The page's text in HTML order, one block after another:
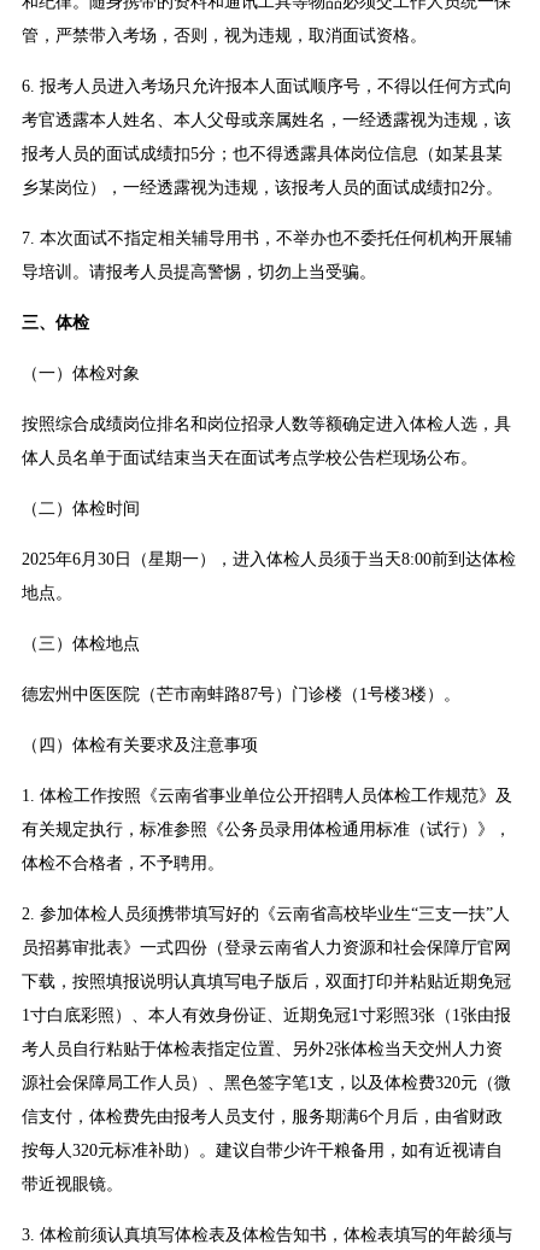
管，严禁带入考场，否则，视为违规，取消面试资格。
6. 报考人员进入考场只允许报本人面试顺序号，不得以任何方式向
考官透露本人姓名、本人父母或亲属姓名，一经透露视为违规，该
报考人员的面试成绩扣5分；也不得透露具体岗位信息（如某县某
乡某岗位），一经透露视为违规，该报考人员的面试成绩扣2分。
7. 本次面试不指定相关辅导用书，不举办也不委托任何机构开展辅
导培训。请报考人员提高警惕，切勿上当受骗。
三、体检
（一）体检对象
按照综合成绩岗位排名和岗位招录人数等额确定进入体检人选，具
体人员名单于面试结束当天在面试考点学校公告栏现场公布。
（二）体检时间
2025年6月30日（星期一），进入体检人员须于当天8:00前到达体检
地点。
（三）体检地点
德宏州中医医院（芒市南蚌路87号）门诊楼（1号楼3楼）。
（四）体检有关要求及注意事项
1. 体检工作按照《云南省事业单位公开招聘人员体检工作规范》及
有关规定执行，标准参照《公务员录用体检通用标准（试行）》，
体检不合格者，不予聘用。
2. 参加体检人员须携带填写好的《云南省高校毕业生“三支一扶”人
员招募审批表》一式四份（登录云南省人力资源和社会保障厅官网
下载，按照填报说明认真填写电子版后，双面打印并粘贴近期免冠
1寸白底彩照）、本人有效身份证、近期免冠1寸彩照3张（1张由报
考人员自行粘贴于体检表指定位置、另外2张体检当天交州人力资
源社会保障局工作人员）、黑色签字笔1支，以及体检费320元（微
信支付，体检费先由报考人员支付，服务期满6个月后，由省财政
按每人320元标准补助）。建议自带少许干粮备用，如有近视请自
带近视眼镜。
3. 体检前须认真填写体检表及体检告知书，体检表填写的年龄须与